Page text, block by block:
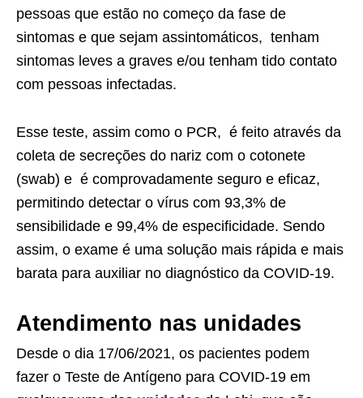
pessoas que estão no começo da fase de
sintomas e que sejam assintomáticos, tenham
sintomas leves a graves e/ou tenham tido contato
com pessoas infectadas.
Esse teste, assim como o PCR, é feito através da
coleta de secreções do nariz com o cotonete
(swab) e é comprovadamente seguro e eficaz,
permitindo detectar o vírus com 93,3% de
sensibilidade e 99,4% de especificidade. Sendo
assim, o exame é uma solução mais rápida e mais
barata para auxiliar no diagnóstico da COVID-19.
Atendimento nas unidades
Desde o dia 17/06/2021, os pacientes podem
fazer o Teste de Antígeno para COVID-19 em